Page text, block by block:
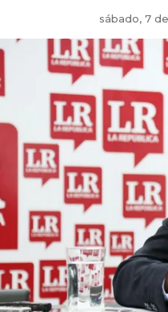
sábado, 7